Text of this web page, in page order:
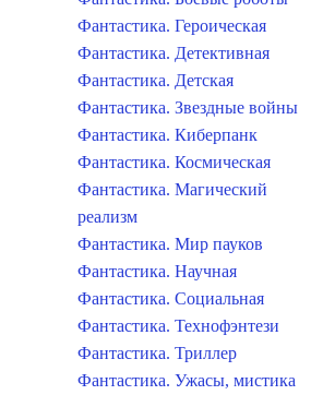
Фантастика. Героическая
Фантастика. Детективная
Фантастика. Детская
Фантастика. Звездные войны
Фантастика. Киберпанк
Фантастика. Космическая
Фантастика. Магический
реализм
Фантастика. Мир пауков
Фантастика. Научная
Фантастика. Социальная
Фантастика. Технофэнтези
Фантастика. Триллер
Фантастика. Ужасы, мистика